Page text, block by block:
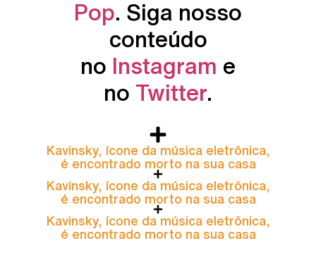
Pop. Siga nosso
conteúdo
no Instagram e
no Twitter.
Kavinsky, ícone da música eletrônica,
é encontrado morto na sua casa
Kavinsky, ícone da música eletrônica,
é encontrado morto na sua casa
Kavinsky, ícone da música eletrônica,
é encontrado morto na sua casa